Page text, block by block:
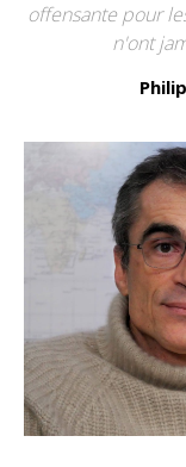
offensante pour
n'ont